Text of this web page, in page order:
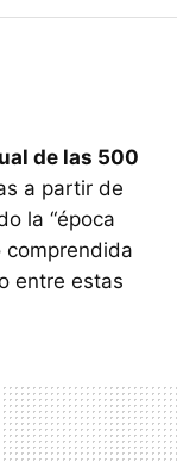
de las 500
a partir de
la “época
comprendida
entre estas